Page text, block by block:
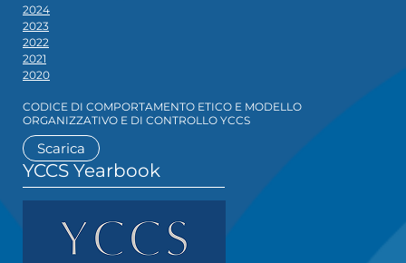
2024
2023
2022
2021
2020
CODICE DI COMPORTAMENTO ETICO E MODELLO
ORGANIZZATIVO E DI CONTROLLO YCCS
Scarica
YCCS Yearbook